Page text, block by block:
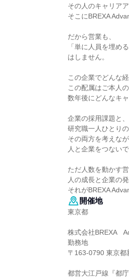
その人のキャリア
そこにBREXA
だから営業も、
「単に人員を埋め
はしません。
この企業でどんな
この配属はご本人
数年後にどんなキ
企業の採用課題と、
研究職一人ひとりの
その両方を考えな
人と企業をつない
ただ人数を動かす営
人の成長と企業の
それがBREXA
開催地
東京都
株式会社BREXA
勤務地
〒163-0790 東京都
都営大江戸線『都